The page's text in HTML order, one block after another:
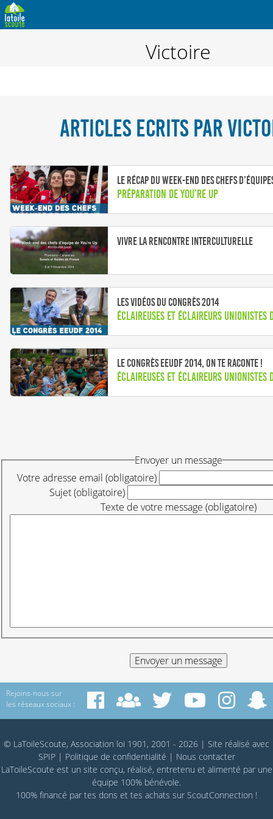
Victoire
ARTICLES ECRITS PAR
Le récap du week-end des chefs
Préparation de You’re Up
Vivre la rencontre interculturelle
Les vidéos du congrès 2014
Éclaireuses et Éclaireurs Unionistes
Le congrès EEUdF 2014, on te raconte !
Éclaireuses et Éclaireurs unionistes
Envoyer un message
Votre adresse email (obligatoire)
Sujet (obligatoire)
Texte de votre message (obligatoire)
Rejoins-nous sur
les réseaux sociaux :
© LaToileScoute, Association loi 1901, 2001 - 2026 | Site réalisé avec
SPIP| Politique de confidentialité | Nous contacter
LaToileScoute est un site conçu, réalisé, entretenu et alimenté par une
équipe 100% bénévole.
100% financé par tes dons et tes achats sur ScoutConnection !